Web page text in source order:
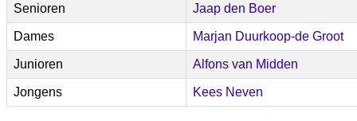
Senioren Jaap den Boer
Dames Marjan Duurkoop-de Groot
Junioren Alfons van Midden
Jongens Kees Neven